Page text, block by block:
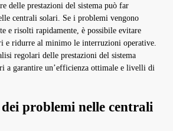
delle prestazioni del sistema può far
centrali solari. Se i problemi vengono
e risolti rapidamente, è possibile evitare
e ridurre al minimo le interruzioni operative.
regolari delle prestazioni del sistema
a garantire un’efficienza ottimale e livelli di
problemi nelle centrali